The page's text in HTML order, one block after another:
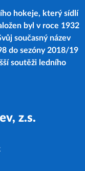
hokeje, který sídlí
byl v roce 1932
současný název
do sezóny 2018/19
soutěži ledního
z.s.